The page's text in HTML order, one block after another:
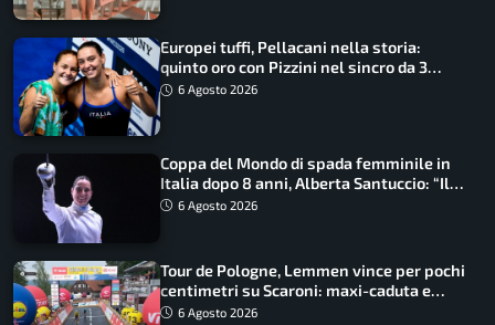
Europei tuffi, Pellacani nella storia:
quinto oro con Pizzini nel sincro da 3
metri
6 Agosto 2026
Coppa del Mondo di spada femminile in
Italia dopo 8 anni, Alberta Santuccio: “Il
lavoro dà sempre i suoi frutti”
6 Agosto 2026
Tour de Pologne, Lemmen vince per pochi
centimetri su Scaroni: maxi-caduta e
tappa accorciata
6 Agosto 2026